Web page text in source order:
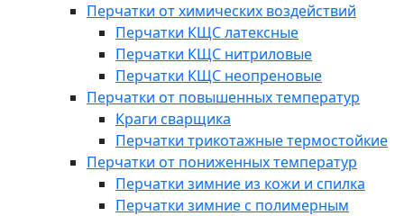
Перчатки от химических воздействий
Перчатки КЩС латексные
Перчатки КЩС нитриловые
Перчатки КЩС неопреновые
Перчатки от повышенных температур
Краги сварщика
Перчатки трикотажные термостойкие
Перчатки от пониженных температур
Перчатки зимние из кожи и спилка
Перчатки зимние с полимерным